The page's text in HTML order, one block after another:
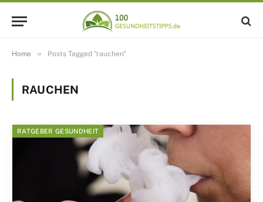
Home » Posts Tagged "rauchen"
RAUCHEN
RATGEBER GESUNDHEIT